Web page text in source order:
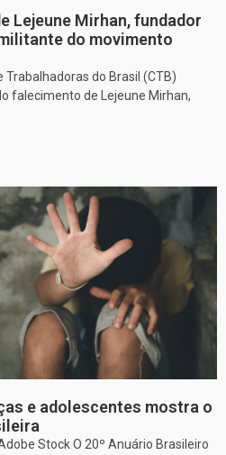
Lejeune Mirhan, fundador
do movimento
do Brasil (CTB)
falecimento de Lejeune Mirhan,
e adolescentes mostra o
Stock O 20º Anuário Brasileiro